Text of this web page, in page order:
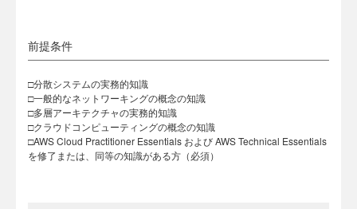
前提条件
□分散システムの実務的知識
□一般的なネットワーキングの概念の知識
□多層アーキテクチャの実務的知識
□クラウドコンピューティングの概念の知識
□AWS Cloud Practitioner Essentials および AWS Technical Essentials
を修了または、同等の知識がある方（必須）